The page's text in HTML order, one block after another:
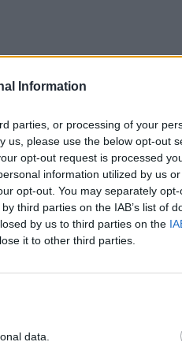
Information
parties, or processing of your
us, please use the below opt-out
opt-out request is processed
information utilized by us
opt-out. You may separately
third parties on the IAB’s list of
by us to third parties on the
it to other third parties.
data.
εξοπλισμό
αυτόπτης
άλλο.